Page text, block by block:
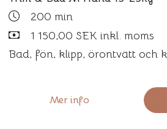
200 min
1 150,00 SEK inkl. moms
Bad, fön, klipp, örontvätt och
Mer info